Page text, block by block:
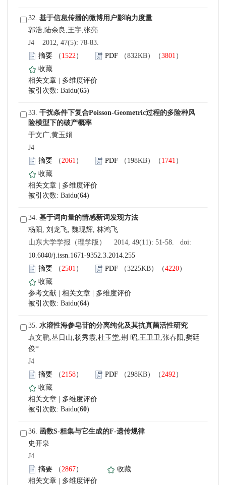
32.
J4 2012, 47(5): 78-83.
）
）
|
)
33.
于文广,黄玉娟
J4
）
）
|
)
34.
山东大学学报（理学版） 2014, 49(11): 51-58. doi:
10.6040/j.issn.1671-9352.3.2014.255
）
）
|
|
)
35.
俊*
J4
）
）
|
)
36.
史开泉
J4
）
|